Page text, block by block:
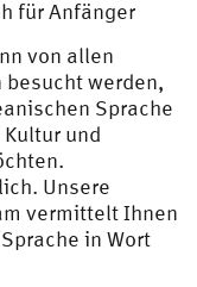
für Anfänger
von allen
werden,
Sprache
und
Unsere
vermittelt Ihnen
in Wort